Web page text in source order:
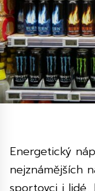
Energetický
nejznámějších